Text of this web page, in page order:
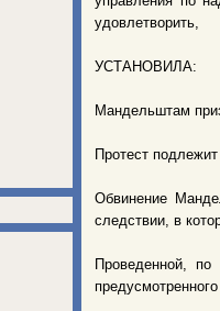
удовлетворить,
УСТАНОВИЛА:
Мандельштам
Протест
Обвинение
следствии, в
Проведенной,